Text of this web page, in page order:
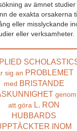
av ämnet studier
de exakta orsakerna
eller misslyckande
eller verksamheter.
sig an PROBLEMET
med BRISTANDE
genom
att göra L. RON
HUBBARDS
INOM